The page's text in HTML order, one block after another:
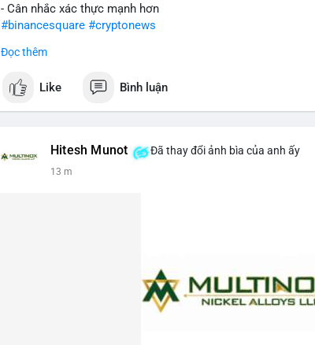
- Cân nhắc xác thực mạnh hơn
#binancesquare #cryptonews
$btc $eth
#vlikevn #titanbot
Đọc thêm
Like Bình luận
Hitesh Munot Đã thay đổi ảnh bìa của anh ấy
13 m